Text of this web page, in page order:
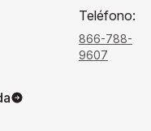
Teléfono:
866-788-
9607